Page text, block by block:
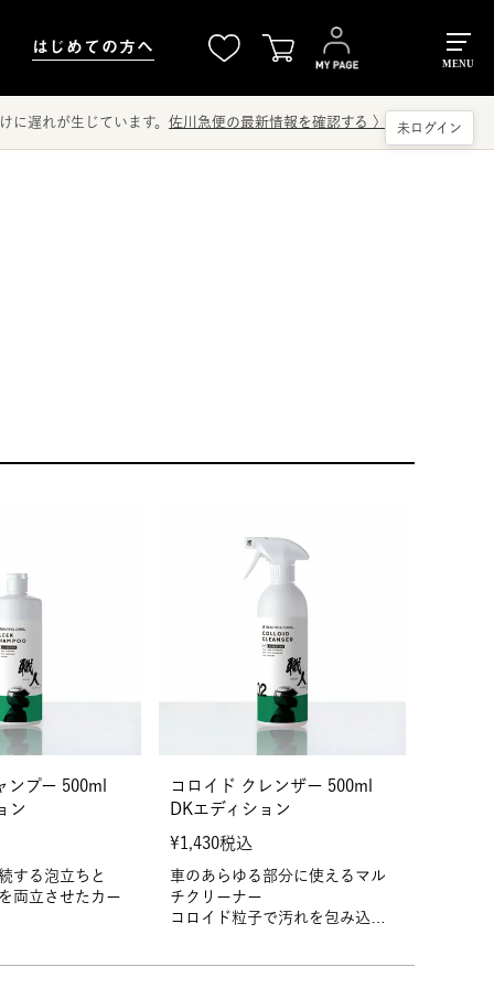
はじめての方へ
MENU
に遅れが生じています。 佐川急便の最新情報を確認する 〉 未ログイン
ンプー 500ml
ン
する泡立ちと
両立させたカー
コロイド クレンザー 500ml
DKエディション
¥1,430税込
車のあらゆる部分に使えるマル
チクリーナー
コロイド粒子で汚れを包み込